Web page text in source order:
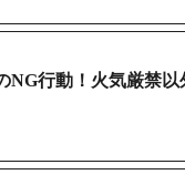
NG行動！火気厳禁以